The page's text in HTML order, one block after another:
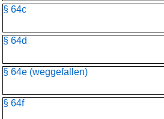
§ 64c
§ 64d
§ 64e (weggefallen)
§ 64f